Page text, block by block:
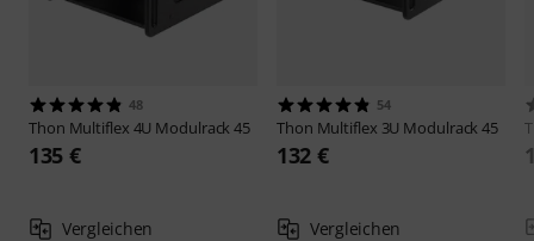
48
Thon Multiflex 4U Modulrack 45
135 €
Vergleichen
54
Thon Multiflex 3U Modulrack 45
132 €
Vergleichen